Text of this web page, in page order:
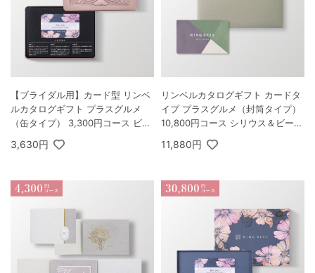
【ブライダル用】カード型 リンベ
ルカタログギフト プラスグルメ
（缶タイプ） 3,300円コース ビー
3,630円
リンベルカタログギフト カードタ
イプ プラスグルメ（封筒タイプ）
10,800円コース シリウス＆ビーナ
11,880円